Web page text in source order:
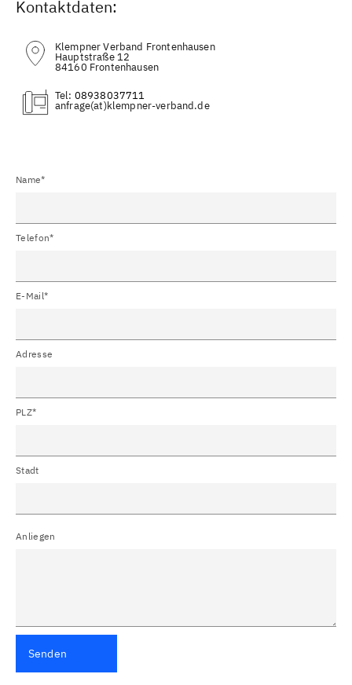
Kontaktdaten:
Klempner Verband Frontenhausen
Hauptstraße 12
84160 Frontenhausen
Tel: 08938037711
(at)
Name*
Telefon*
E-Mail*
Adresse
PLZ*
Stadt
Anliegen
Senden